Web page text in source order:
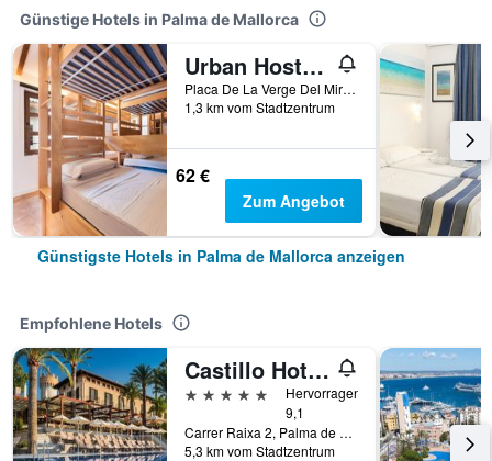
Günstige Hotels in Palma de Mallorca
Urban Hostel Palma - Albergue Juvenil - Youth Hostel
Placa De La Verge Del Miracle 4, Palma de Mallorca, Mallorca, Spanien
1,3 km vom Stadtzentrum
62 €
Zum Angebot
Günstigste Hotels in Palma de Mallorca anzeigen
Empfohlene Hotels
Castillo Hotel Son Vida, a Luxury Collection Hotel, Mallorca
5 Sterne
Hervorragend
9,1
Carrer Raixa 2, Palma de Mallorca, Mallorca, Spanien
5,3 km vom Stadtzentrum